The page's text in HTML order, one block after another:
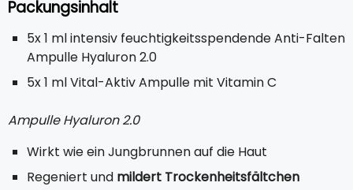
Packungsinhalt
5x 1 ml intensiv feuchtigkeitsspendende Anti-Falten
Ampulle Hyaluron 2.0
5x 1 ml Vital-Aktiv Ampulle mit Vitamin C
Ampulle Hyaluron 2.0
Wirkt wie ein Jungbrunnen auf die Haut
Regeniert und mildert Trockenheitsfältchen